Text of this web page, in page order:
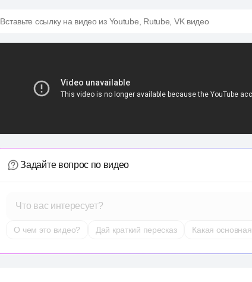
Вставьте ссылку на видео из Youtube, Rutube, VK видео
Задайте вопрос по видео
Что вас интересует?
О чем это видео? Дай краткий пересказ Какая